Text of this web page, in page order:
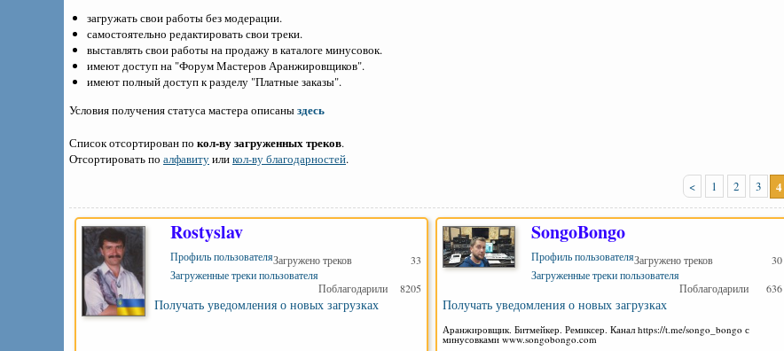
загружать свои работы без модерации.
самостоятельно редактировать свои треки.
выставлять свои работы на продажу в каталоге минусовок.
имеют доступ на "Форум Мастеров Аранжировщиков".
имеют полный доступ к разделу "Платные заказы".
Условия получения статуса мастера описаныздесь
Список отсортирован по кол-ву загруженных треков.
Отсортировать по алфавитуиликол-ву благодарностей.
<
1 2 3 4
Rostyslav
Профиль пользователяЗагружено треков
33
Загруженные треки пользователя
Поблагодарили
8205
Получать уведомления о новых загрузках
SongoBongo
Профиль пользователяЗагружено треков
30
Загруженные треки пользователя
Поблагодарили
636
Получать уведомления о новых загрузках
Аранжировщик. Битмейкер. Ремиксер. Канал https://t.me/songo_bongo с
минусовками www.songobongo.com